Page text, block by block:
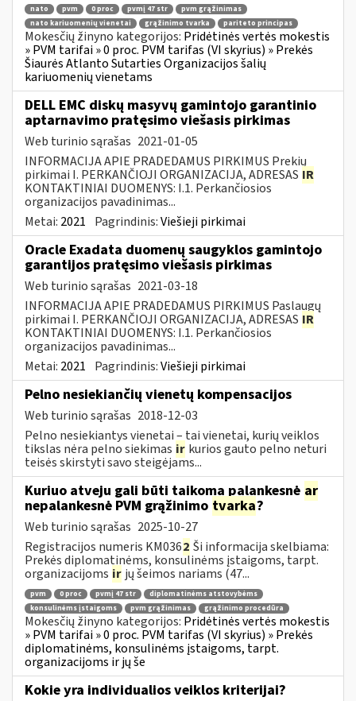
nato pvm 0 proc pvmį 47 str
pvm grąžinimas
nato kariuomenių vienetai
grąžinimo tvarka pariteto principas
Mokesčių žinyno kategorijos: Pridėtinės vertės mokestis
» PVM tarifai » 0 proc. PVM tarifas (VI skyrius) » Prekės
Šiaurės Atlanto Sutarties Organizacijos šalių
kariuomenių vienetams
DELL EMC diskų masyvų gamintojo garantinio
aptarnavimo pratęsimo viešasis pirkimas
Web turinio sąrašas 2021-01-05
INFORMACIJA APIE PRADEDAMUS PIRKIMUS Prekių
pirkimai I. PERKANČIOJI ORGANIZACIJA, ADRESAS IR
KONTAKTINIAI DUOMENYS: I.1. Perkančiosios
organizacijos pavadinimas...
Metai: 2021 Pagrindinis:Viešieji pirkimai
Oracle Exadata duomenų saugyklos gamintojo
garantijos pratęsimo viešasis pirkimas
Web turinio sąrašas 2021-03-18
INFORMACIJA APIE PRADEDAMUS PIRKIMUS Paslaugų
pirkimai I. PERKANČIOJI ORGANIZACIJA, ADRESAS IR
KONTAKTINIAI DUOMENYS: I.1. Perkančiosios
organizacijos pavadinimas...
Metai: 2021 Pagrindinis:Viešieji pirkimai
Pelno nesiekiančių vienetų kompensacijos
Web turinio sąrašas 2018-12-03
Pelno nesiekiantys vienetai – tai vienetai, kurių veiklos
tikslas nėra pelno siekimas ir kurios gauto pelno neturi
teisės skirstyti savo steigėjams...
Kuriuo atveju gali būti taikoma palankesnė ar
nepalankesnė PVM grąžinimo tvarka?
Web turinio sąrašas 2025-10-27
Registracijos numeris KM0362 Ši informacija skelbiama:
Prekės diplomatinėms, konsulinėms įstaigoms, tarpt.
organizacijoms ir jų šeimos nariams (47...
pvm 0 proc pvmį 47 str
diplomatinėms atstovybėms
konsulinėms įstaigoms
pvm grąžinimas grąžinimo procedūra
Mokesčių žinyno kategorijos: Pridėtinės vertės mokestis
» PVM tarifai » 0 proc. PVM tarifas (VI skyrius) » Prekės
diplomatinėms, konsulinėms įstaigoms, tarpt.
organizacijoms ir jų še
Kokie yra individualios veiklos kriterijai?